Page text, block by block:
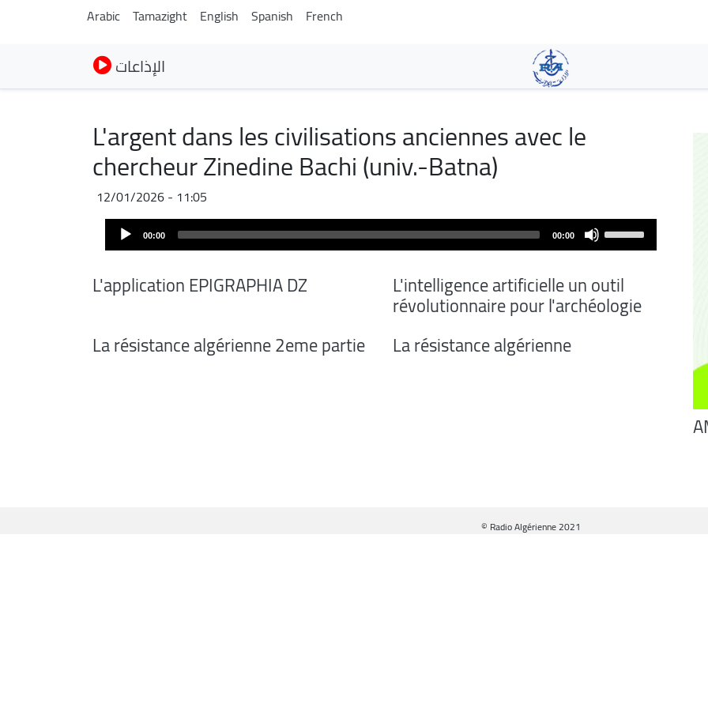
main
content
Arabic Tamazight English Spanish French
الإذاعات
L'argent dans les civilisations anciennes avec le
chercheur Zinedine Bachi (univ.-Batna)
12/01/2026 - 11:05
Audio
Player 00:00 00:00
keys
to
L'application EPIGRAPHIA DZ L'intelligence artificielle un outil
révolutionnaire pour l'archéologie
La résistance algérienne 2eme partie
La résistance algérienne
© Radio Algérienne 2021